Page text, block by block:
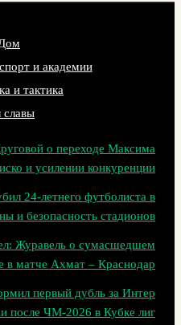
и академии
и тактика
славы
о переходе Максима
и усилении конкуренции
24-летнего футболиста в
и безопасность стадионов
Журавель о сумасшедшем
в матче Ахмат – Краснодар
первый дубль за Интер
после ЧМ‑2026 в Кубке лиг